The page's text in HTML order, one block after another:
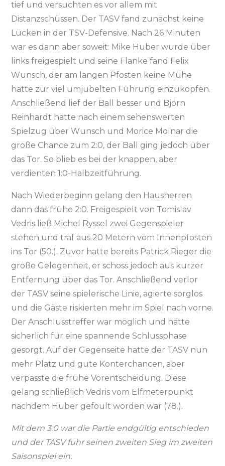
tief und versuchten es vor allem mit
Distanzschüssen. Der TASV fand zunächst keine
Lücken in der TSV-Defensive. Nach 26 Minuten
war es dann aber soweit: Mike Huber wurde über
links freigespielt und seine Flanke fand Felix
Wunsch, der am langen Pfosten keine Mühe
hatte zur viel umjubelten Führung einzuköpfen.
Anschließend lief der Ball besser und Björn
Reinhardt hatte nach einem sehenswerten
Spielzug über Wunsch und Morice Molnar die
große Chance zum 2:0, der Ball ging jedoch über
das Tor. So blieb es bei der knappen, aber
verdienten 1:0-Halbzeitführung.
Nach Wiederbeginn gelang den Hausherren
dann das frühe 2:0. Freigespielt von Tomislav
Vedris ließ Michel Ryssel zwei Gegenspieler
stehen und traf aus 20 Metern vom Innenpfosten
ins Tor (50.). Zuvor hatte bereits Patrick Rieger die
große Gelegenheit, er schoss jedoch aus kurzer
Entfernung über das Tor. Anschließend verlor
der TASV seine spielerische Linie, agierte sorglos
und die Gäste riskierten mehr im Spiel nach vorne.
Der Anschlusstreffer war möglich und hätte
sicherlich für eine spannende Schlussphase
gesorgt. Auf der Gegenseite hatte der TASV nun
mehr Platz und gute Konterchancen, aber
verpasste die frühe Vorentscheidung. Diese
gelang schließlich Vedris vom Elfmeterpunkt
nachdem Huber gefoult worden war (78.).
Mit dem 3:0 war die Partie endgültig entschieden
und der TASV fuhr seinen zweiten Sieg im zweiten
Saisonspiel ein.